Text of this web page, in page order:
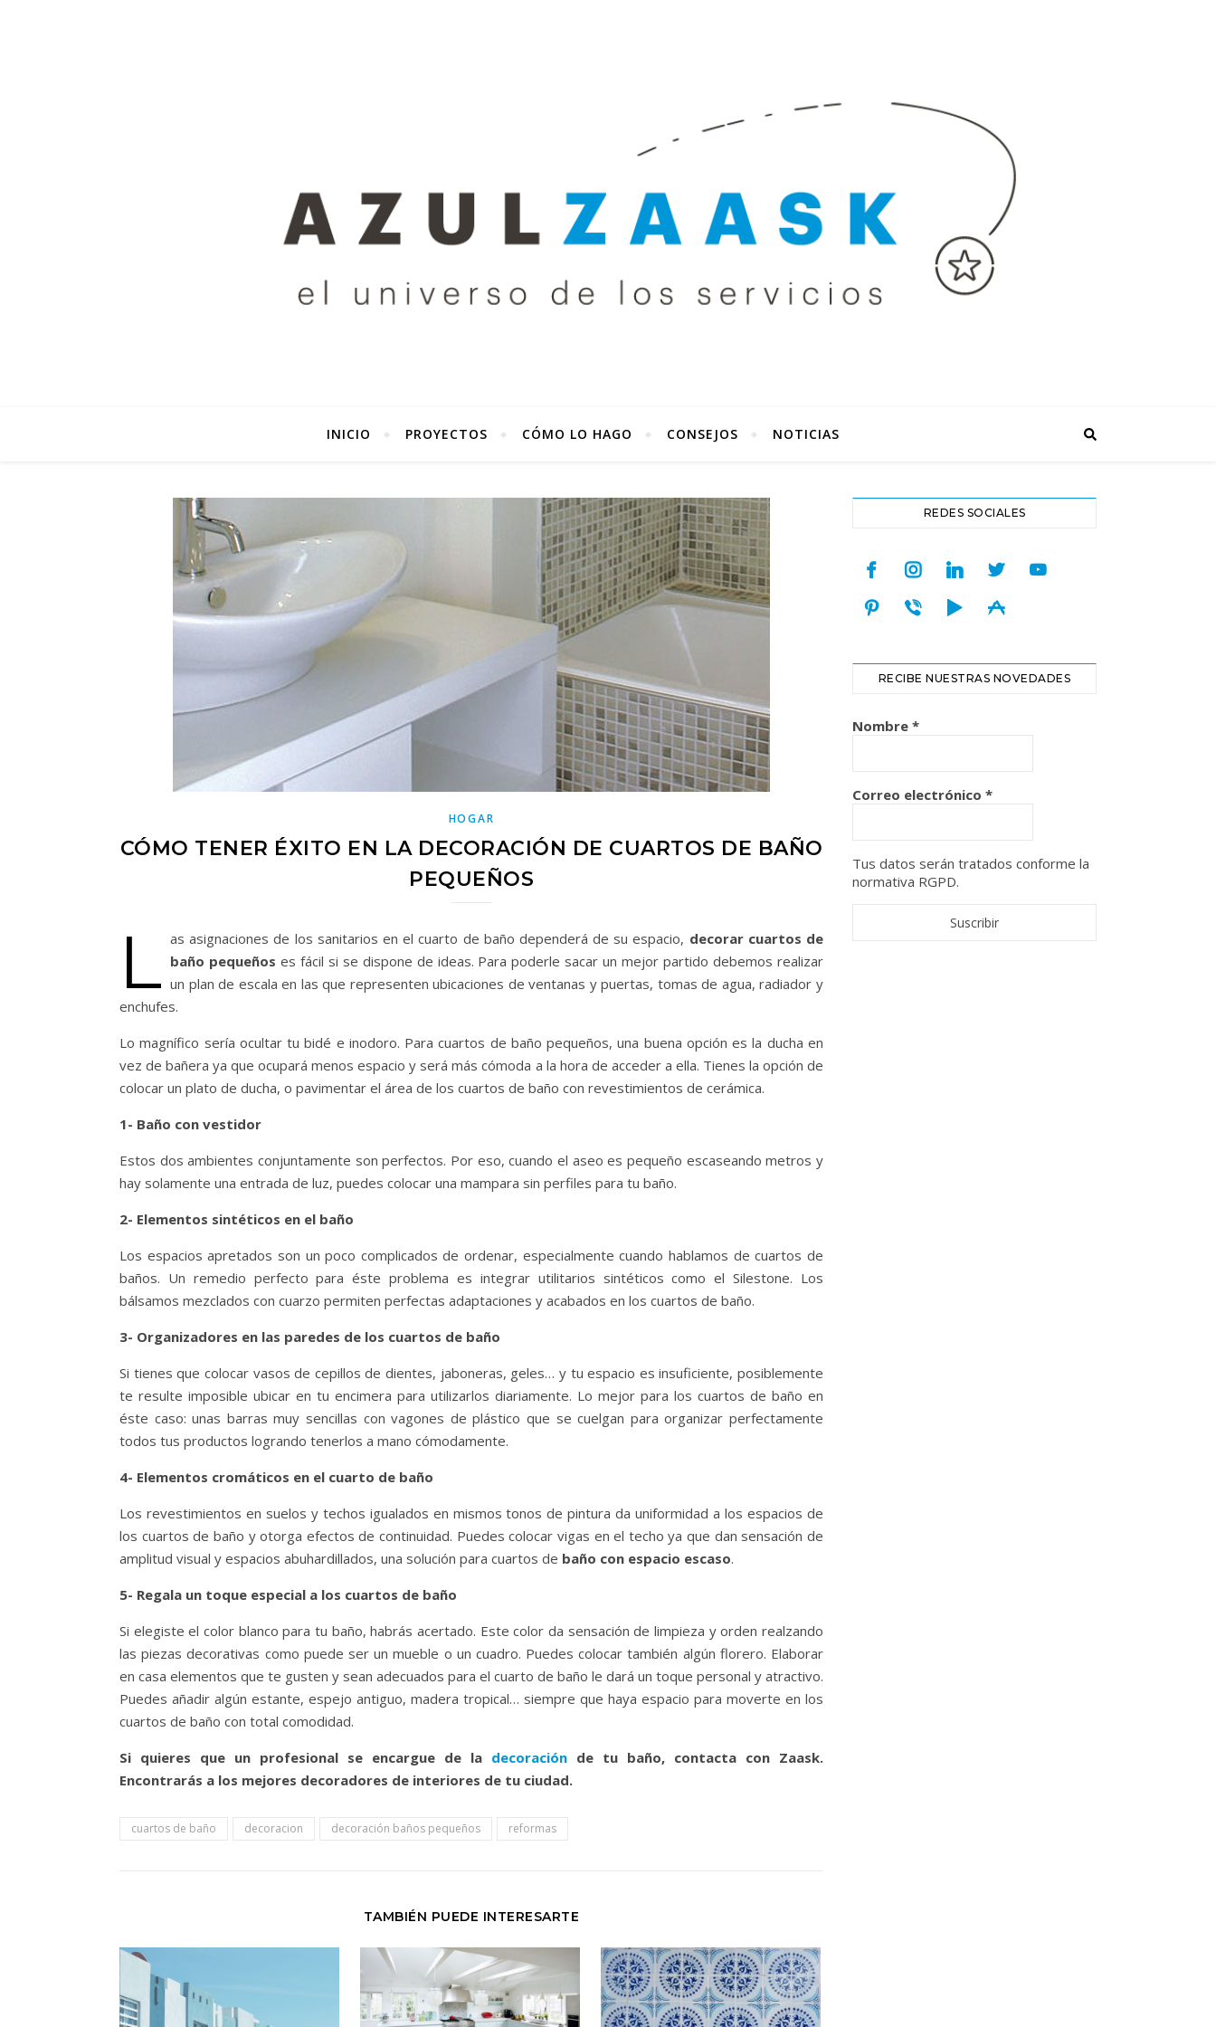
INICIO PROYECTOS CÓMO LO HAGO CONSEJOS NOTICIAS
HOGAR
CÓMO TENER ÉXITO EN LA DECORACIÓN DE CUARTOS DE BAÑO
PEQUEÑOS
L as asignaciones de los sanitarios en el cuarto de baño dependerá de su espacio, decorar cuartos de
baño pequeños es fácil si se dispone de ideas. Para poderle sacar un mejor partido debemos realizar
un plan de escala en las que representen ubicaciones de ventanas y puertas, tomas de agua, radiador y
enchufes.
Lo magnífico sería ocultar tu bidé e inodoro. Para cuartos de baño pequeños, una buena opción es la ducha en
vez de bañera ya que ocupará menos espacio y será más cómoda a la hora de acceder a ella. Tienes la opción de
colocar un plato de ducha, o pavimentar el área de los cuartos de baño con revestimientos de cerámica.
1- Baño con vestidor
Estos dos ambientes conjuntamente son perfectos. Por eso, cuando el aseo es pequeño escaseando metros y
hay solamente una entrada de luz, puedes colocar una mampara sin perfiles para tu baño.
2- Elementos sintéticos en el baño
Los espacios apretados son un poco complicados de ordenar, especialmente cuando hablamos de cuartos de
baños. Un remedio perfecto para éste problema es integrar utilitarios sintéticos como el Silestone. Los
bálsamos mezclados con cuarzo permiten perfectas adaptaciones y acabados en los cuartos de baño.
3- Organizadores en las paredes de los cuartos de baño
Si tienes que colocar vasos de cepillos de dientes, jaboneras, geles… y tu espacio es insuficiente, posiblemente
te resulte imposible ubicar en tu encimera para utilizarlos diariamente. Lo mejor para los cuartos de baño en
éste caso: unas barras muy sencillas con vagones de plástico que se cuelgan para organizar perfectamente
todos tus productos logrando tenerlos a mano cómodamente.
4- Elementos cromáticos en el cuarto de baño
Los revestimientos en suelos y techos igualados en mismos tonos de pintura da uniformidad a los espacios de
los cuartos de baño y otorga efectos de continuidad. Puedes colocar vigas en el techo ya que dan sensación de
amplitud visual y espacios abuhardillados, una solución para cuartos de baño con espacio escaso.
5- Regala un toque especial a los cuartos de baño
Si elegiste el color blanco para tu baño, habrás acertado. Este color da sensación de limpieza y orden realzando
las piezas decorativas como puede ser un mueble o un cuadro. Puedes colocar también algún florero. Elaborar
en casa elementos que te gusten y sean adecuados para el cuarto de baño le dará un toque personal y atractivo.
Puedes añadir algún estante, espejo antiguo, madera tropical… siempre que haya espacio para moverte en los
cuartos de baño con total comodidad.
Si quieres que un profesional se encargue de la decoración de tu baño, contacta con Zaask.
Encontrarás a los mejores decoradores de interiores de tu ciudad.
cuartos de baño decoracion decoración baños pequeños reformas
TAMBIÉN PUEDE INTERESARTE
REDES SOCIALES
facebookinstagramlinkedintwitteryoutube
pinterest
viber play appstore
RECIBE NUESTRAS NOVEDADES
Nombre *
Correo electrónico *
Tus datos serán tratados conforme la
normativa RGPD.